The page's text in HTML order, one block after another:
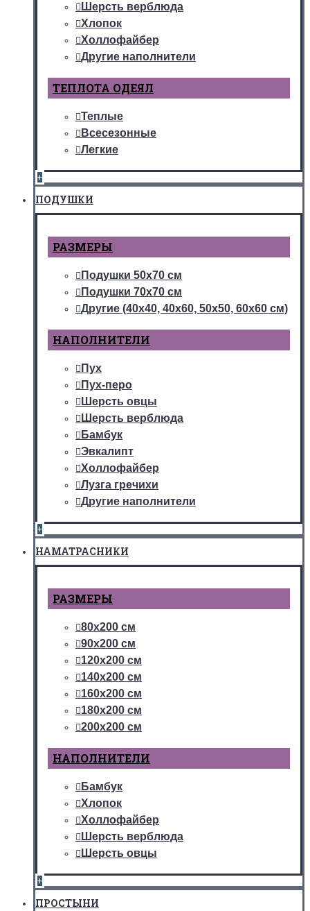
Шерсть верблюда
Хлопок
Холлофайбер
Другие наполнители
ТЕПЛОТА ОДЕЯЛ
Теплые
Всесезонные
Легкие
+
ПОДУШКИ
РАЗМЕРЫ
Подушки 50х70 см
Подушки 70х70 см
Другие (40х40, 40х60, 50х50, 60х60 см)
НАПОЛНИТЕЛИ
Пух
Пух-перо
Шерсть овцы
Шерсть верблюда
Бамбук
Эвкалипт
Холлофайбер
Лузга гречихи
Другие наполнители
+
НАМАТРАСНИКИ
РАЗМЕРЫ
80х200 см
90х200 см
120х200 см
140х200 см
160х200 см
180х200 см
200х200 см
НАПОЛНИТЕЛИ
Бамбук
Хлопок
Холлофайбер
Шерсть верблюда
Шерсть овцы
+
ПРОСТЫНИ